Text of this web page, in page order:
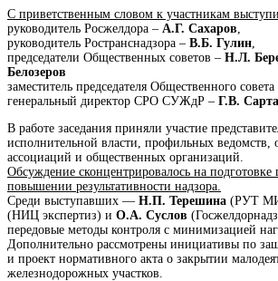
С приветственным словом к участникам
руководитель Росжелдора – А.Г. Сахаров
руководитель Ространснадзора – В.Б. Гулин
председатели Общественных советов – Н.Л.
Белозеров
заместитель председателя Общественного
генеральный директор СРО СУЖдР – Г.В.
В работе заседания приняли участие
исполнительной власти, профильных ведомств,
ассоциаций и общественных организаций.
Обсуждение сконцентрировалось на
повышении результативности надзора.
Среди выступавших — Н.П. Терешина (РУТ
(НИЦ экспертиз) и О.А. Суслов
передовые методы контроля с минимизацией
Дополнительно рассмотрены инициативы по
и проект нормативного акта о закрытии
железнодорожных участков.